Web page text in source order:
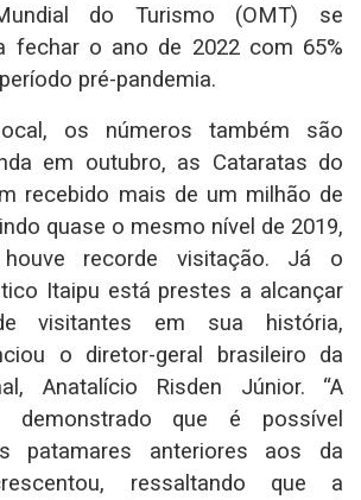
do Turismo (OMT) se
fechar o ano de 2022 com 65%
pré-pandemia.
os números também são
em outubro, as Cataratas do
recebido mais de um milhão de
quase o mesmo nível de 2019,
recorde visitação. Já o
Itaipu está prestes a alcançar
visitantes em sua história,
o diretor-geral brasileiro da
Anatalício Risden Júnior. “A
demonstrado que é possível
patamares anteriores aos da
ressaltando que a